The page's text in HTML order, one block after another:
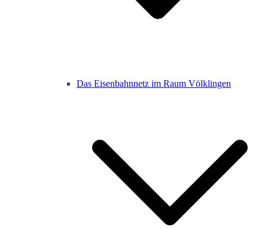
Das Eisenbahnnetz im Raum Völklingen